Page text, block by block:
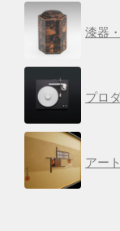
漆器
プロ
アート